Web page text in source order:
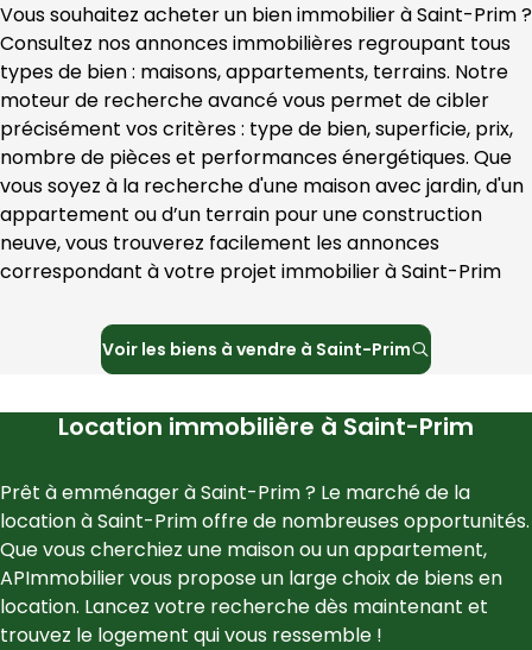
Vous souhaitez acheter un bien immobilier à Saint-Prim ?
Consultez nos annonces immobilières regroupant tous
types de bien : maisons, appartements, terrains. Notre
moteur de recherche avancé vous permet de cibler
précisément vos critères : type de bien, superficie, prix,
nombre de pièces et performances énergétiques. Que
vous soyez à la recherche d'une maison avec jardin, d'un
appartement ou d’un terrain pour une construction
neuve, vous trouverez facilement les annonces
correspondant à votre projet immobilier à Saint-Prim
Voir les biens à vendre à Saint-Prim
Location immobilière à Saint-Prim
Prêt à emménager à Saint-Prim ? Le marché de la
location à Saint-Prim offre de nombreuses opportunités.
APImmobilier vous propose un large choix de biens en
location. Lancez votre recherche dès maintenant et
trouvez le logement qui vous ressemble !